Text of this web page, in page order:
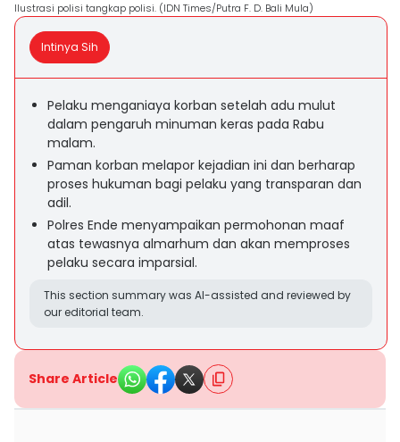
Ilustrasi polisi tangkap polisi. (IDN Times/Putra F. D. Bali Mula)
Intinya Sih
Pelaku menganiaya korban setelah adu mulut
dalam pengaruh minuman keras pada Rabu
malam.
Paman korban melapor kejadian ini dan berharap
proses hukuman bagi pelaku yang transparan dan
adil.
Polres Ende menyampaikan permohonan maaf
atas tewasnya almarhum dan akan memproses
pelaku secara imparsial.
This section summary was AI-assisted and reviewed by
our editorial team.
Share Article